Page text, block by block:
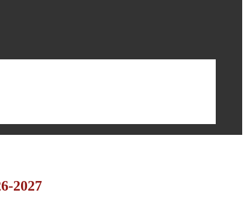
2027